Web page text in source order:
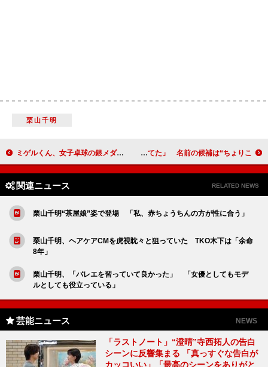
栗山千明
ミゲルくん、女子卓球の銀メダルを祝福 「見ていてとても興奮しました」 フジモン、長女誕生「俺が泣き過ぎて、嫁が引いてた」 名前の候補は“ちょりこ”？
関連ニュース RELATED NEWS
栗山千明“茶屋娘”姿で登場 「私、赤ちょうちんの方が性に合う」
栗山千明、ヘアケアCMを虎視眈々と狙っていた TKO木下は「余命
8年」
栗山千明、「バレエを習っていて良かった」 「女優としてもモデ
ルとしても役立っている」
芸能ニュース NEWS
「ラストノート」“澄晴”寺西拓人の告白
シーンに反響集まる 「真っすぐな告白が
カッコいい」「最高のシーンをありがと